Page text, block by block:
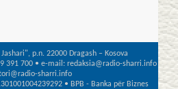
p.n. 22000 Dragash – Kosova
391 700 • e-mail: redaksia@radio-sharri.info
sharri.info
• BPB - Banka për Biznes